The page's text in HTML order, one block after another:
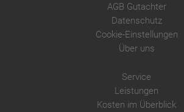
AGB Gutachter
Datenschutz
Cookie-Einstellungen
Über uns
Service
Leistungen
Kosten im Überblick